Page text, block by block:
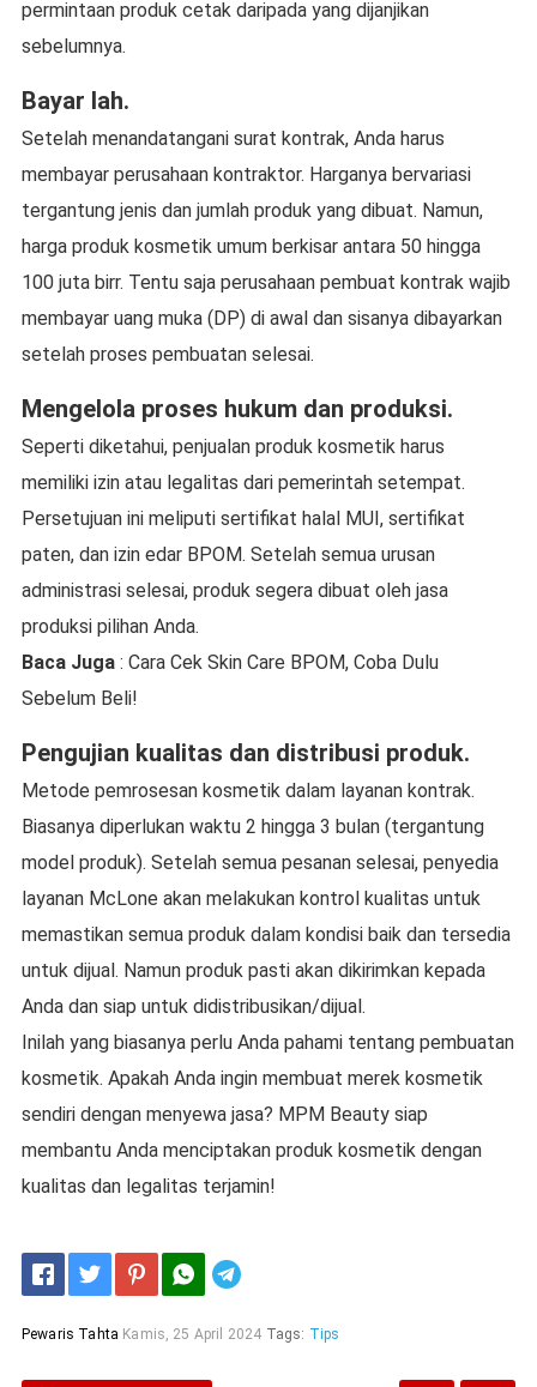
permintaan produk cetak daripada yang dijanjikan
sebelumnya.
Bayar lah.
Setelah menandatangani surat kontrak, Anda harus
membayar perusahaan kontraktor. Harganya bervariasi
tergantung jenis dan jumlah produk yang dibuat. Namun,
harga produk kosmetik umum berkisar antara 50 hingga
100 juta birr. Tentu saja perusahaan pembuat kontrak wajib
membayar uang muka (DP) di awal dan sisanya dibayarkan
setelah proses pembuatan selesai.
Mengelola proses hukum dan produksi.
Seperti diketahui, penjualan produk kosmetik harus
memiliki izin atau legalitas dari pemerintah setempat.
Persetujuan ini meliputi sertifikat halal MUI, sertifikat
paten, dan izin edar BPOM. Setelah semua urusan
administrasi selesai, produk segera dibuat oleh jasa
produksi pilihan Anda.
Baca Juga: Cara Cek Skin Care BPOM, Coba Dulu
Sebelum Beli!
Pengujian kualitas dan distribusi produk.
Metode pemrosesan kosmetik dalam layanan kontrak.
Biasanya diperlukan waktu 2 hingga 3 bulan (tergantung
model produk). Setelah semua pesanan selesai, penyedia
layanan McLone akan melakukan kontrol kualitas untuk
memastikan semua produk dalam kondisi baik dan tersedia
untuk dijual. Namun produk pasti akan dikirimkan kepada
Anda dan siap untuk didistribusikan/dijual.
Inilah yang biasanya perlu Anda pahami tentang pembuatan
kosmetik. Apakah Anda ingin membuat merek kosmetik
sendiri dengan menyewa jasa? MPM Beauty siap
membantu Anda menciptakan produk kosmetik dengan
kualitas dan legalitas terjamin!
Pewaris Tahta Kamis, 25 April 2024 Tags: Tips